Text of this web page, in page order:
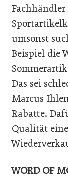
umsonst
Beispiel die
Das sei
Marcus
Rabatte.
Qualität
WORD OF